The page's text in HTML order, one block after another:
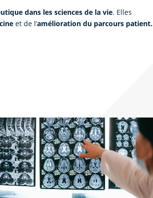
dans les sciences de la vie. Elles
et de l’amélioration du parcours patient.